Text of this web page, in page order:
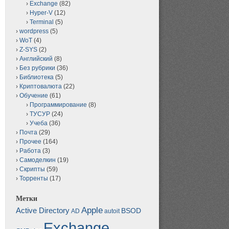
Exchange (82)
Hyper-V (12)
Terminal (5)
wordpress (5)
WoT (4)
Z-SYS (2)
Английский (8)
Без рубрики (36)
Библиотека (5)
Криптовалюта (22)
Обучение (61)
Программирование (8)
ТУСУР (24)
Учеба (36)
Почта (29)
Прочее (164)
Работа (3)
Самоделкин (19)
Скрипты (59)
Торренты (17)
Метки
Active Directory AD Apple autoit BSOD